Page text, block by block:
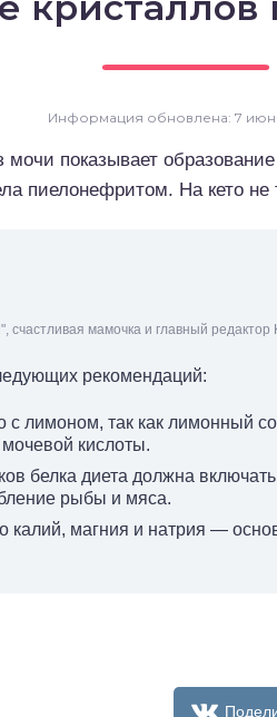
Информация обновлена: 7
мочи показывает
пиелонефритом. На кето не
счастливая мамочка и главный редактор
рекомендаций:
лимоном, так как лимонный
кислоты.
белка диета должна
рыбы и мяса.
калий, магния и натрия —